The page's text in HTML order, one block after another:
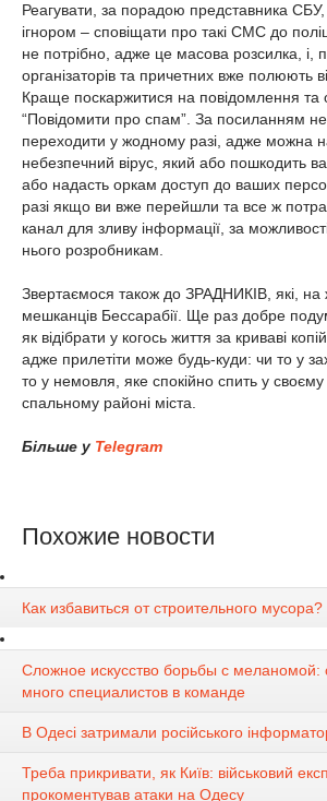
Реагувати, за порадою представника
ігнором – сповіщати про такі СМС до
не потрібно, адже це масова розсилка, і,
організаторів та причетних вже полюють
Краще поскаржитися на повідомлення та
“Повідомити про спам”. За посиланням не
переходити у жодному разі, адже можна
небезпечний вірус, який або пошкодить
або надасть оркам доступ до ваших
разі якщо ви вже перейшли та все ж
канал для зливу інформації, за
нього розробникам.
Звертаємося також до ЗРАДНИКІВ, які, на
мешканців Бессарабії. Ще раз добре
як відібрати у когось життя за криваві
адже прилетіти може будь-куди: чи то у
то у немовля, яке спокійно спить у своєму
спальному районі міста.
Більше у Telegram
Похожие новости
Как избавиться от строительного мусора?
Сложное искусство борьбы с меланомой:
много специалистов в команде
В Одесі затримали російського
Треба прикривати, як Київ: військовий
прокоментував атаки на Одесу